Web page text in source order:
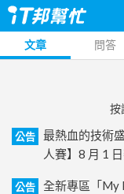
文章 問答
按
公告
最熱血的技術
人賽】8 月 1
公告
全新專區「My